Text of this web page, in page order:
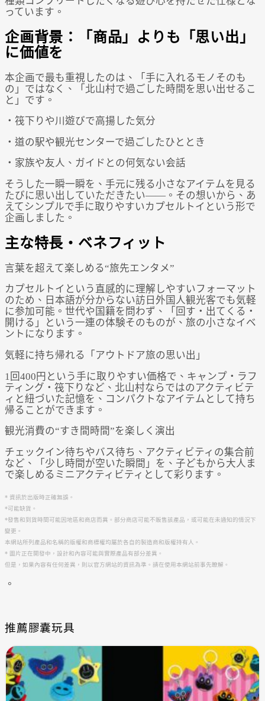
っています。
企画背景：「商品」よりも「思い出」
に価値を
本企画で最も重視したのは、「手に入れるモノそのも
の」ではなく、「北山村で過ごした時間を思い出せるこ
と」です。
・筏下りや川遊びで高揚した気分
・道の駅や観光センターで過ごしたひととき
・家族や友人、ガイドとの何気ない会話
そうした一瞬一瞬を、手元に残る小さなアイテムを見る
たびに思い出していただきたい――。その想いから、あ
えてシンプルで手に取りやすいカプセルトイという形で
企画しました。
主な特長・ベネフィット
言葉を超えて楽しめる“旅先エンタメ”
カプセルトイという直感的に理解しやすいフォーマット
のため、日本語が分からない訪日外国人観光客でも気軽
に参加可能。世代や国籍を問わず、「回す・出てくる・
開ける」という一連の体験そのものが、旅の小さなイベ
ントになります。
気軽に持ち帰れる「アウトドア旅の思い出」
1回400円という手に取りやすい価格で、キャンプ・ラフ
ティング・筏下りなど、北山村ならではのアクティビテ
ィと紐づいた記憶を、コンパクトなアイテムとして持ち
帰ることができます。
観光消費の“すき間時間”を楽しく演出
チェックイン待ちやバス待ち、アクティビティの集合前
など、「少し時間が空いた瞬間」を、子どもから大人ま
で楽しめるミニアクティビティとして彩ります。
* 資訊於出版時正確無誤。
*可能缺貨。
*發售和到貨時間可能因地區和商店而異。部分商店可能不販售該產品，或可能在未通知的情況下
變更。
本網站所列產品和名稱的版權和商標權均屬於各自的製造商和版權持有人。
* 圖片正在開發中，設計和內容可能與實際產品有部分差異。
但是，如果內容有任何差異，則以官方網站的資訊為準。請在使用本網站前事先瞭解。
。
推薦膠囊玩具